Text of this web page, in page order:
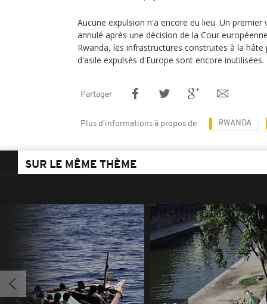
Aucune expulsion n'a encore eu lieu. Un
annulé après une décision de la Cour
Rwanda, les infrastructures construites à la
d'asile expulsés d'Europe sont encore inutilisées.
Partager
Plus d'informations à propos de RWANDA
SUR LE MÊME THÈME